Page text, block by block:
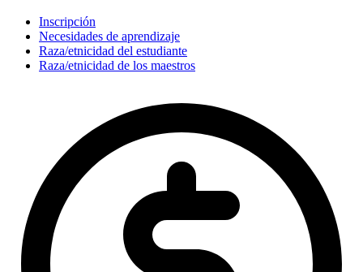
Inscripción
Necesidades de aprendizaje
Raza/etnicidad del estudiante
Raza/etnicidad de los maestros